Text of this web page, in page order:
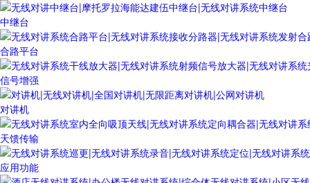
中继台
合路平台
信号增强
对讲机
天馈传输
应用功能